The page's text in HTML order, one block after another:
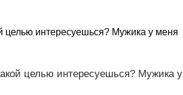
целью интересуешься? Мужика у меня
целью интересуешься? Мужика у